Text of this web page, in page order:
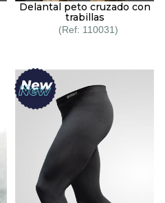
Delantal peto cruzado con
trabillas
110031